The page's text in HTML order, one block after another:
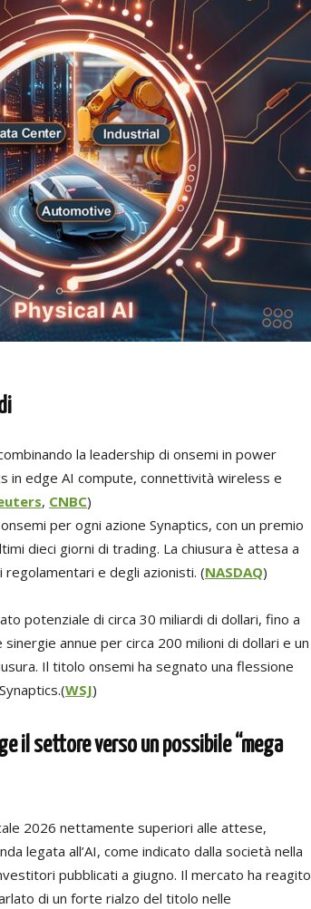
la leadership di onsemi in power
in edge AI compute, connettività wireless e
, CNBC)
per ogni azione Synaptics, con un premio
dieci giorni di trading. La chiusura è attesa a
e degli azionisti. (NASDAQ)
potenziale di circa 30 miliardi di dollari, fino a
annue per circa 200 milioni di dollari e un
Il titolo onsemi ha segnato una flessione
WSJ)
il settore verso un possibile “mega
2026 nettamente superiori alle attese,
legata all’AI, come indicato dalla società nella
pubblicati a giugno. Il mercato ha reagito
di un forte rialzo del titolo nelle